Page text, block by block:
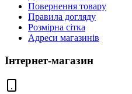
Повернення товару
Правила догляду
Розмірна сітка
Адреси магазинів
Інтернет-магазин